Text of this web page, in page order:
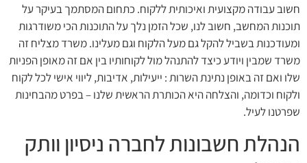
חשוב עבודה מקצועית ואיכותית ללקוח. כתחום המסתמך בעיקר על
תוכנות המחשב, חשוב לנו, שכל הזמן נלך על התוכנות הכי משודרגות
ומעודכנות בשביל להקל גם מעל הלקוח וגם מעלינו. משרד מצליח זה
משרד שמבין ויודע כיצד להתנהל מול לקוחותיו בין אם זה מאופן הפניות
שלו ואם זה באופן נתינת השרות : ייעילות, אדיבות, ליווי אישי לכל לקוח
ולקוח וכדומה, והצלחה היא הכותרת הראשית שלנו – בפרט מהבחינות
שפרטנו לעיל.
הנהלת חשבונות לחברה ניסיון וותק